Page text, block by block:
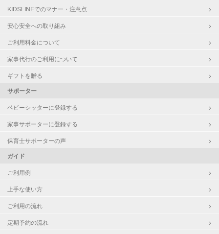
KIDSLINEでのマナー・注意点
安心安全への取り組み
ご利用料金について
家事代行のご利用について
ギフトを贈る
サポーター
ベビーシッターに登録する
家事サポーターに登録する
保育士サポーターの声
ガイド
ご利用例
上手な使い方
ご利用の流れ
定期予約の流れ